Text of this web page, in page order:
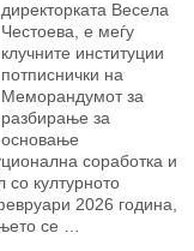
директорката Весела
Честоева, е меѓу
клучните институции
потписнички на
Меморандумот за
разбирање за
основање
соработка и
со културното
2026 година,
се …